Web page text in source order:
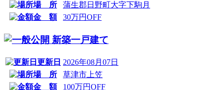
場 所
蒲生郡日野町大字下駒月
金 額
30万円OFF
新築一戸建て
更新日 2026年08月07日
場 所
草津市上笠
金 額
100万円OFF